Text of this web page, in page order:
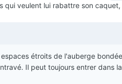
qui veulent lui rabattre son
étroits de l'auberge
Il peut toujours entrer dans